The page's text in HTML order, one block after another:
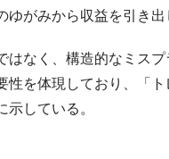
がみから収益を引き出
なく、構造的なミスプ
を体現しており、「
している。